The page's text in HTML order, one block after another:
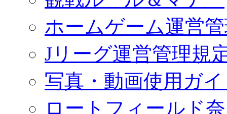
ホームゲーム運営
Jリーグ運営管理規
写真・動画使用ガ
ロートフィールド